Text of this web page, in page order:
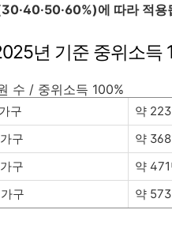
에 따라 적용
년 기준 중위소득
수 / 중위소득 100%
구
약
구
약
구
약
구
약